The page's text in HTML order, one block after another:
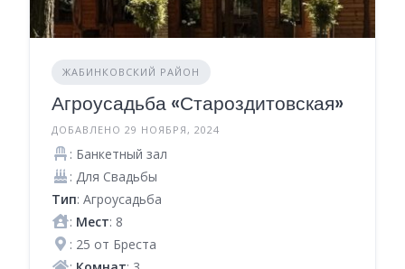
ЖАБИНКОВСКИЙ РАЙОН
Агроусадьба «Староздитовская»
ДОБАВЛЕНО 29 НОЯБРЯ, 2024
: Банкетный зал
: Для Свадьбы
Тип: Агроусадьба
: Мест: 8
: 25 от Бреста